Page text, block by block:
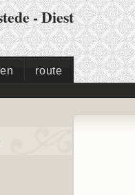
- Diest
route